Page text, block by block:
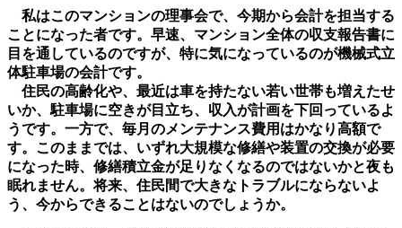
新
日
時
:
私はこのマンションの理事会で、今期から会計を担当する
ことになった者です。早速、マンション全体の収支報告書に
目を通しているのですが、特に気になっているのが機械式立
体駐車場の会計です。
住民の高齢化や、最近は車を持たない若い世帯も増えたせ
いか、駐車場に空きが目立ち、収入が計画を下回っているよ
うです。一方で、毎月のメンテナンス費用はかなり高額で
す。このままでは、いずれ大規模な修繕や装置の交換が必要
になった時、修繕積立金が足りなくなるのではないかと夜も
眠れません。将来、住民間で大きなトラブルにならないよ
う、今からできることはないのでしょうか。